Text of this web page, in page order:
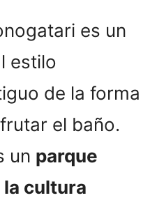
es un
estilo
de la forma
el baño.
un parque
cultura